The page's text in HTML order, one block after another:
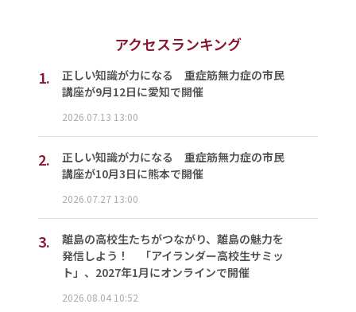
アクセスランキング
1.
正しい知識が力になる 重症筋無力症の市民
講座が9月12日に愛知で開催
2026.07.13 13:00
2.
正しい知識が力になる 重症筋無力症の市民
講座が10月3日に熊本で開催
2026.07.27 13:00
3.
離島の高校生たちがつながり、離島の魅力を
発信しよう！ 「アイランダー高校生サミッ
ト」、2027年1月にオンラインで開催
2026.08.04 10:52